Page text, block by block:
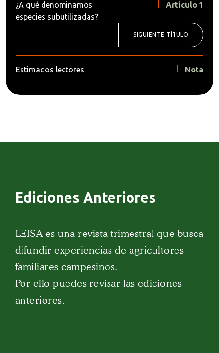
¿A qué denominamos
especies subutilizadas?
Artículo 1
SIGUIENTE TÍTULO
Estimados lectores Nota
Ediciones Anteriores
LEISA es una revista trimestral que busca
difundir experiencias de agricultores
familiares campesinos.
Por ello puedes revisar las ediciones
anteriores.